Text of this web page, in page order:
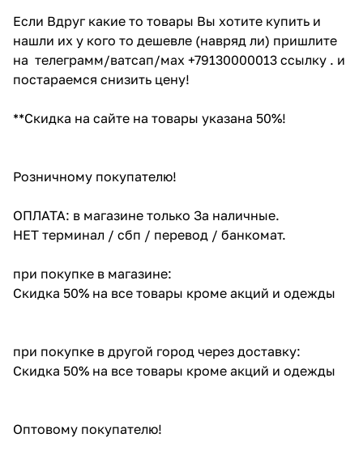
Если Вдруг какие то товары Вы хотите купить и
нашли их у кого то дешевле (навряд ли) пришлите
на телеграмм/ватсап/мах +79130000013 ссылку . и
постараемся снизить цену!
**Скидка на сайте на товары указана 50%!
Розничному покупателю!
ОПЛАТА: в магазине только За наличные.
НЕТ терминал / сбп / перевод / банкомат.
при покупке в магазине:
Скидка 50% на все товары кроме акций и одежды
при покупке в другой город через доставку:
Скидка 50% на все товары кроме акций и одежды
Оптовому покупателю!